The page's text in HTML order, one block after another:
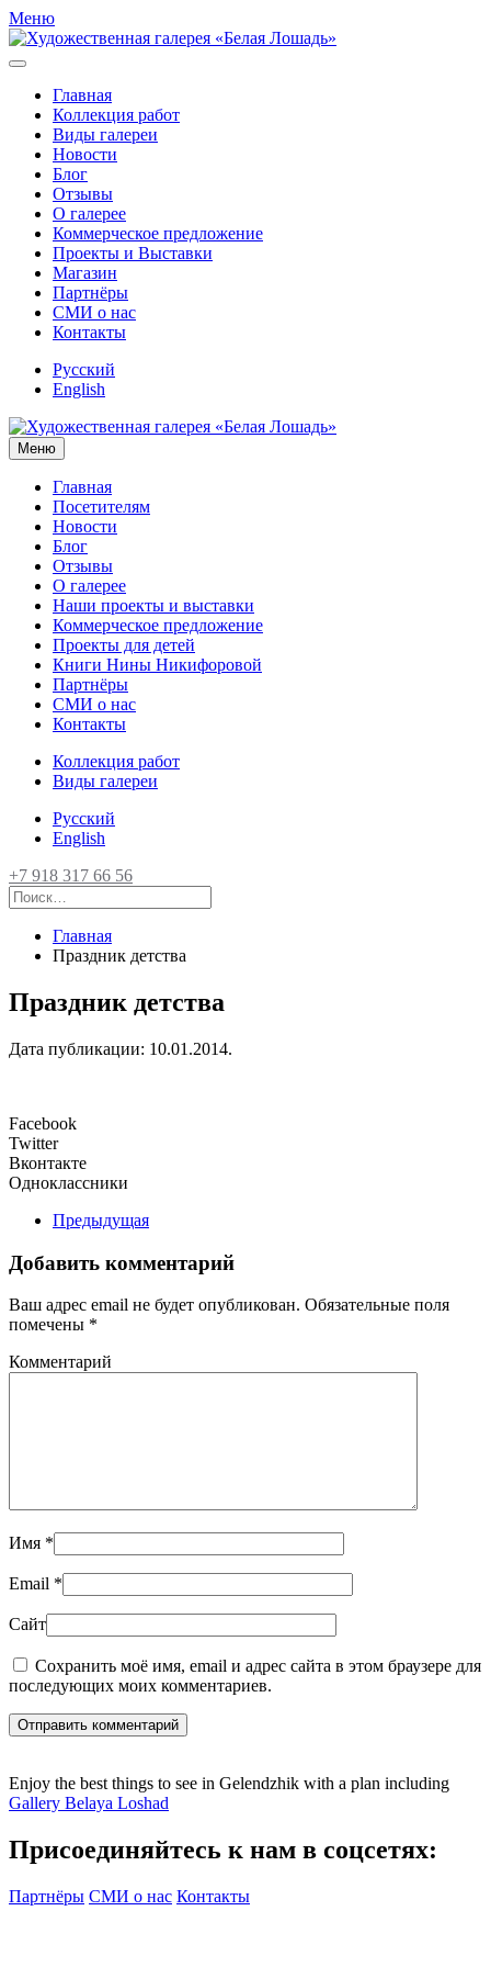
Меню
Главная
Коллекция работ
Виды галереи
Новости
Блог
Отзывы
О галерее
Коммерческое предложение
Проекты и Выставки
Магазин
Партнёры
СМИ о нас
Контакты
Русский
English
Меню
Главная
Посетителям
Новости
Блог
Отзывы
О галерее
Наши проекты и выставки
Коммерческое предложение
Проекты для детей
Книги Нины Никифоровой
Партнёры
СМИ о нас
Контакты
Коллекция работ
Виды галереи
Русский
English
+7 918 317 66 56
Главная
Праздник детства
Праздник детства
Дата публикации: 10.01.2014.
Facebook
Twitter
Вконтакте
Одноклассники
Предыдущая
Добавить комментарий
Ваш адрес email не будет опубликован. Обязательные поля
помечены *
Комментарий
Имя *
Email *
Сайт
Сохранить моё имя, email и адрес сайта в этом браузере для
последующих моих комментариев.
Отправить комментарий
Enjoy the best things to see in Gelendzhik with a plan including
Gallery Belaya Loshad
Присоединяйтесь к нам в соцсетях:
Партнёры СМИ о нас Контакты